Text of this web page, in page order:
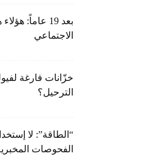
بعد 19 عاماً:
الاجتماعي
خزّانات فارغة
الترحيل؟
“الطاقة”: لا
الفحوصات